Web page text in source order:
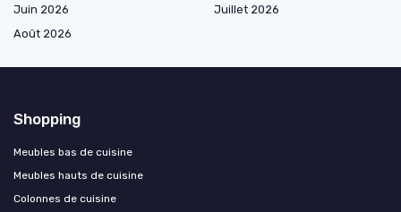
Juin 2026
Juillet 2026
Août 2026
Shopping
Meubles bas de cuisine
Meubles hauts de cuisine
Colonnes de cuisine